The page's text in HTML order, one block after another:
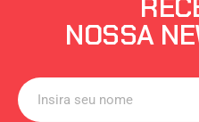
NOSSA